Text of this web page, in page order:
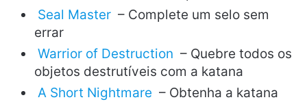
Seal Master – Complete um selo sem
errar
Warrior of Destruction – Quebre todos os
objetos destrutíveis com a katana
A Short Nightmare – Obtenha a katana